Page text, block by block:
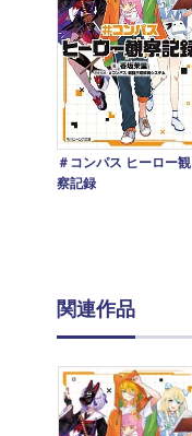
＃コンパス ヒーロー観
察記録
関連作品